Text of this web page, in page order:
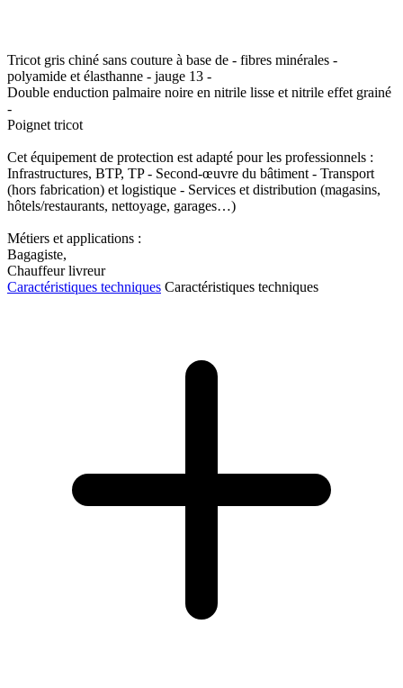
Tricot gris chiné sans couture à base de - fibres minérales -
polyamide et élasthanne - jauge 13 -
Double enduction palmaire noire en nitrile lisse et nitrile effet grainé
-
Poignet tricot
Cet équipement de protection est adapté pour les professionnels :
Infrastructures, BTP, TP - Second-œuvre du bâtiment - Transport
(hors fabrication) et logistique - Services et distribution (magasins,
hôtels/restaurants, nettoyage, garages…)
Métiers et applications :
Bagagiste,
Chauffeur livreur
Caractéristiques techniques Caractéristiques techniques